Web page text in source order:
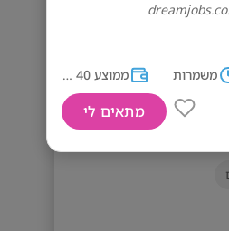
משמעותי
משמרות ממוצע 40 לשעה!!
מתאים ליות ומורשי קופה